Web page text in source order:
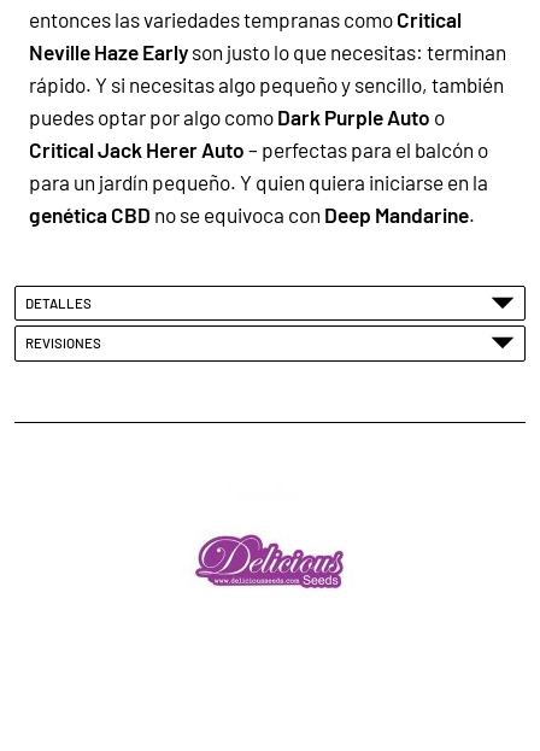
entonces las variedades tempranas como Critical
Neville Haze Early son justo lo que necesitas: terminan
rápido. Y si necesitas algo pequeño y sencillo, también
puedes optar por algo como Dark Purple Auto o
Critical Jack Herer Auto – perfectas para el balcón o
para un jardín pequeño. Y quien quiera iniciarse en la
genética CBD no se equivoca con Deep Mandarine.
DETALLES
REVISIONES